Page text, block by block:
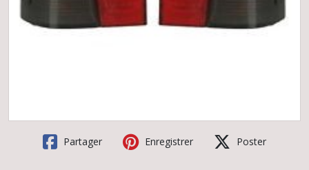
Partager Enregistrer Poster